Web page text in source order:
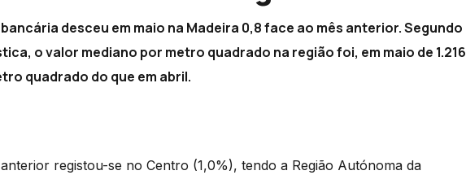
desceu em maio na Madeira 0,8 face ao mês anterior. Segundo
o valor mediano por metro quadrado na região foi, em maio de 1.216
quadrado do que em abril.
registou-se no Centro (1,0%), tendo a Região Autónoma da